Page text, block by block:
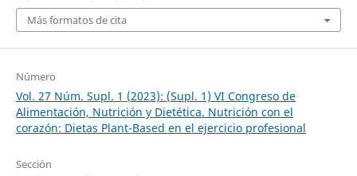
Más formatos de cita
Número
Vol. 27 Núm. Supl. 1 (2023): (Supl. 1) VI Congreso de
Alimentación, Nutrición y Dietética. Nutrición con el
corazón: Dietas Plant-Based en el ejercicio profesional
Sección